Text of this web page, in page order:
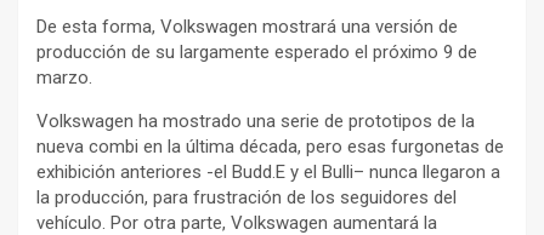
De esta forma, Volkswagen mostrará una versión de
producción de su largamente esperado el próximo 9 de
marzo.
Volkswagen ha mostrado una serie de prototipos de la
nueva combi en la última década, pero esas furgonetas de
exhibición anteriores -el Budd.E y el Bulli– nunca llegaron a
la producción, para frustración de los seguidores del
vehículo. Por otra parte, Volkswagen aumentará la